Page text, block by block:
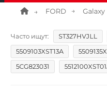
FORD Galaxy
Часто ищут: ST327HVJLL
5509103XST13A
5CG823031